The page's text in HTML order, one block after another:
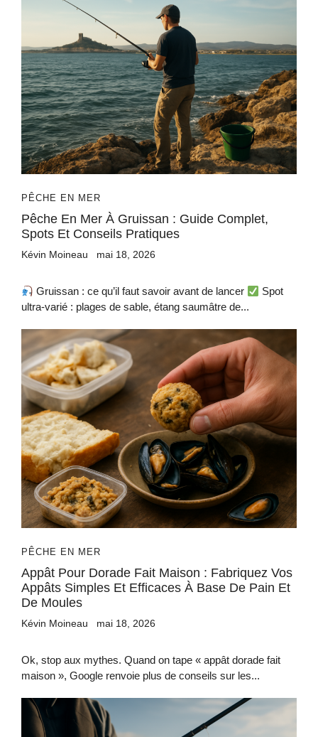
PÊCHE EN MER
Pêche En Mer À Gruissan : Guide Complet,
Spots Et Conseils Pratiques
Kévin Moineau mai 18, 2026
Gruissan : ce qu’il faut savoir avant de lancer
Spot
ultra-varié : plages de sable, étang saumâtre de...
PÊCHE EN MER
Appât Pour Dorade Fait Maison : Fabriquez Vos
Appâts Simples Et Efficaces À Base De Pain Et
De Moules
Kévin Moineau mai 18, 2026
Ok, stop aux mythes. Quand on tape « appât dorade fait
maison », Google renvoie plus de conseils sur les...